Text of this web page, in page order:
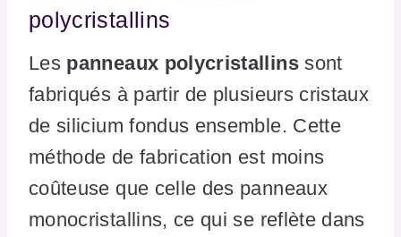
polycristallins
Les panneaux polycristallinssont
fabriqués à partir de plusieurs cristaux
de silicium fondus ensemble. Cette
méthode de fabrication est moins
coûteuse que celle des panneaux
monocristallins, ce qui se reflète dans